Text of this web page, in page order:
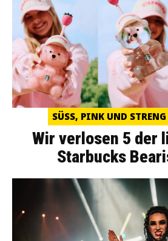
SÜSS, PINK UND
Wir verlosen 5 der
Starbucks